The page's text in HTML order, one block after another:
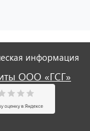
информация
ООО «ГСГ»